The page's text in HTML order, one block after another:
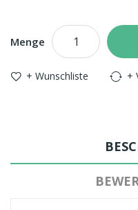
Menge
+ Wunschliste +